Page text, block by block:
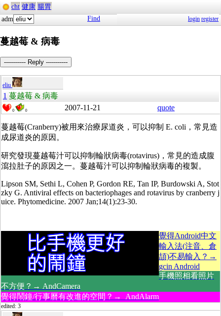
cht 健康 腸胃
adm
Find login register
蔓越莓 & 病毒
----------- Reply -----------
eliu
1 蔓越莓 & 病毒
0 0 2007-11-21 quote
蔓越莓(Cranberry)被用來治療尿道炎，可以抑制 E. coli，常見造
成尿道炎的原因。
研究發現蔓越莓汁可以抑制輪狀病毒(rotavirus)，常見的造成腹
瀉拉肚子的原因之一。蔓越莓汁可以抑制輪狀病毒的複製。
Lipson SM, Sethi L, Cohen P, Gordon RE, Tan IP, Burdowski A, Stot
zky G. Antiviral effects on bacteriophages and rotavirus by cranberry j
uice. Phytomedicine. 2007 Jan;14(1):23-30.
覺得Android中文
輸入法(注音、倉
頡)不易輸入？→
gcin Android
手機照相看照片
不方便？→ AndCamera
覺得鬧鐘/行事曆有改進的空間？→ AndAlarm
edited: 3